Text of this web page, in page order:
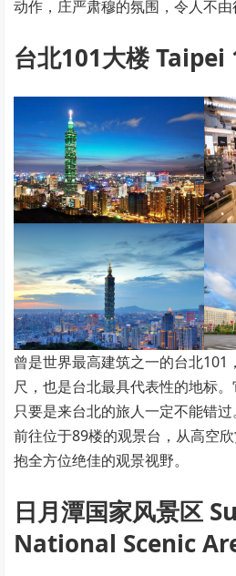
动作，庄严肃穆的氛围，令人不由
台北101大楼
曾是世界最高建筑之一的台北101，
尺，也是台北最具代表性的地标
只要是来台北的旅人一定不能错
前往位于89楼的观景台，从高空
抱全方位绝佳的观景视野。
日月潭国家风景区
National Scenic